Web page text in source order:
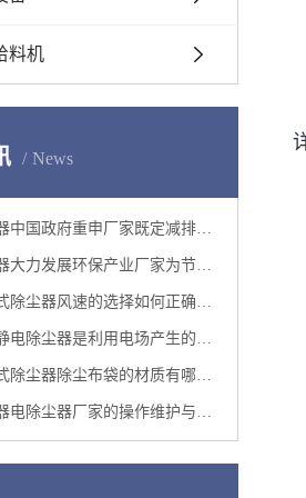
料机
News
国政府重申厂家既定减排承诺
环保产业厂家为节能减排提供强有力的技术支持
器风速的选择如何正确地选择过滤风速呢?
是利用电场产生的电力使尘粒从气流中分离的设备
尘器除尘布袋的材质有哪些？
除尘器厂家的操作维护与改造